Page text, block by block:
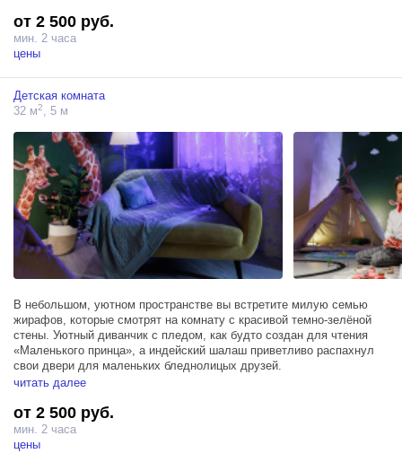
"больничный коридор".
Под каждую локацию меняются лавки и сидения, информационные
от 2 500 руб.
мин. 2 часа
цены
Детская комната
32 м2, 5 м
В небольшом, уютном пространстве вы встретите милую семью
жирафов, которые смотрят на комнату с красивой темно-зелёной
стены. Уютный диванчик с пледом, как будто создан для чтения
«Маленького принца», а индейский шалаш приветливо распахнул
свои двери для маленьких бледнолицых друзей.
приборов для ванильного чаепития с любимыми куклами, до мечты
многих — игрушечной железной дороги.
читать далее
от 2 500 руб.
мин. 2 часа
цены